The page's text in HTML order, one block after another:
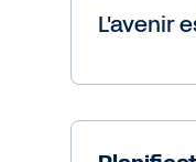
L'avenir